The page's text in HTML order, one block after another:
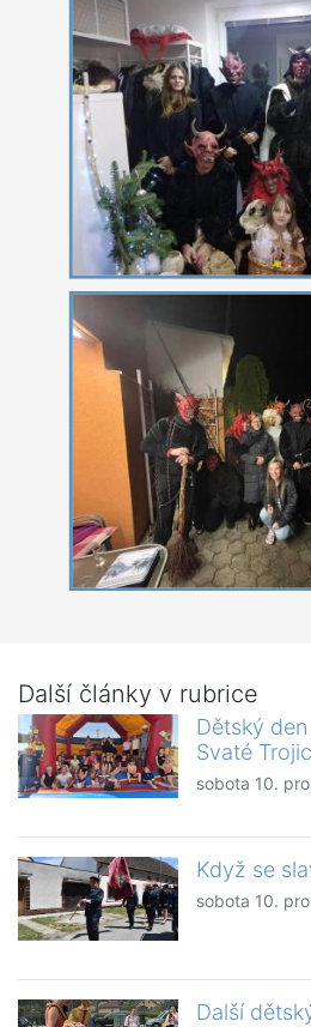
Další články v rubrice
Dětský
Svaté
sobota 10.
Když se
sobota 10.
Další